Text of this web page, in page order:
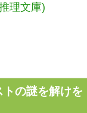
理文庫)
の謎を解けを